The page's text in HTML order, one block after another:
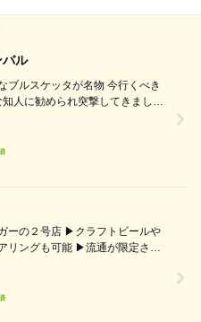
バル
ッタが名物 今行くべき
ラフトビールや
▶流通が限定され
系からスイーツ系までオスス